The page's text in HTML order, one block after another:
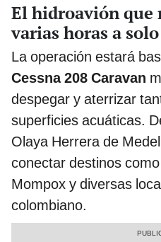
El hidroavión que
varias horas a
La operación estará
Cessna 208 Caravan
despegar y aterrizar
superficies acuáticas.
Olaya Herrera de
conectar destinos
Mompox y diversas
colombiano.